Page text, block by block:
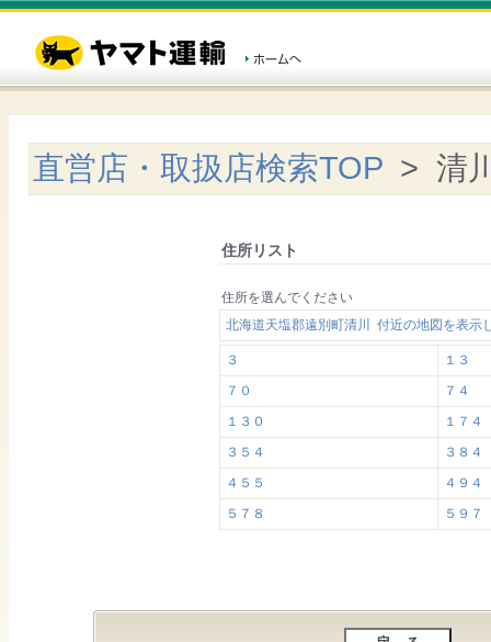
直営店・取扱店検索TOP > 清
住所リスト
住所を選んでください
北海道天塩郡遠別町清川 付近の地図を表示
３
１３
７０
７４
１３０
１７４
３５４
３８４
４５５
４９４
５７８
５９７